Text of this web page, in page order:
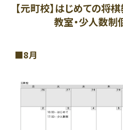
【元町校】はじめての将
教室・少人数制
8月